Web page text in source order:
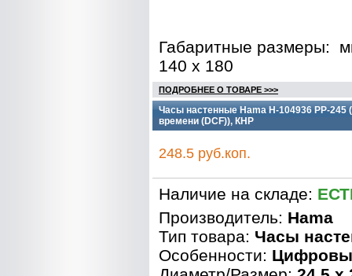
Габаритные размеры:
140 х 180
ПОДРОБНЕЕ О ТОВАРЕ >>>
Часы настенные Hama H-104936 PP-245
времени (DCF)), КНР
248.5 руб.коп.
Наличие на складе:
Производитель: Hama
Тип товара: Часы
Особенности: